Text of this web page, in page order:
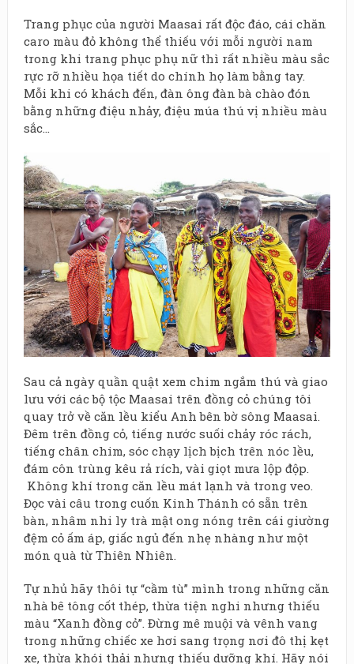
Trang phục của người Maasai rất độc đáo, cái chăn
caro màu đỏ không thể thiếu với mỗi người nam
trong khi trang phục phụ nữ thì rất nhiều màu sắc
rực rỡ nhiều họa tiết do chính họ làm bằng tay.
Mỗi khi có khách đến, đàn ông đàn bà chào đón
bằng những điệu nhảy, điệu múa thú vị nhiều màu
sắc…
Sau cả ngày quần quật xem chim ngắm thú và giao
lưu với các bộ tộc Maasai trên đồng cỏ chúng tôi
quay trở về căn lều kiểu Anh bên bờ sông Maasai.
Đêm trên đồng cỏ, tiếng nước suối chảy róc rách,
tiếng chân chim, sóc chạy lịch bịch trên nóc lều,
đám côn trùng kêu rả rích, vài giọt mưa lộp độp.
Không khí trong căn lều mát lạnh và trong veo.
Đọc vài câu trong cuốn Kinh Thánh có sẵn trên
bàn, nhâm nhi ly trà mật ong nóng trên cái giường
đệm cỏ ấm áp, giấc ngủ đến nhẹ nhàng như một
món quà từ Thiên Nhiên.
Tự nhủ hãy thôi tự “cầm tù” mình trong những căn
nhà bê tông cốt thép, thừa tiện nghi nhưng thiếu
màu “Xanh đồng cỏ”. Đừng mê muội và vênh vang
trong những chiếc xe hơi sang trọng nơi đô thị kẹt
xe, thừa khói thải nhưng thiếu dưỡng khí. Hãy nói